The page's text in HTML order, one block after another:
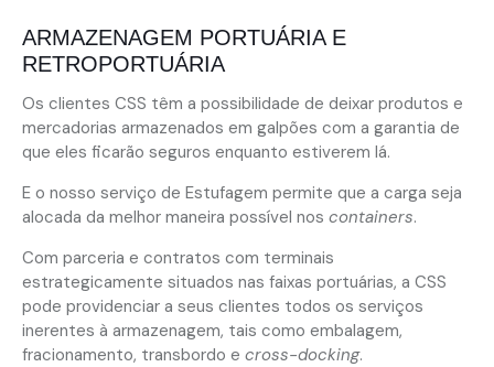
ARMAZENAGEM PORTUÁRIA E
RETROPORTUÁRIA
Os clientes CSS têm a possibilidade de deixar produtos e
mercadorias armazenados em galpões com a garantia de
que eles ficarão seguros enquanto estiverem lá.
E o nosso serviço de Estufagem permite que a carga seja
alocada da melhor maneira possível nos containers.
Com parceria e contratos com terminais
estrategicamente situados nas faixas portuárias, a CSS
pode providenciar a seus clientes todos os serviços
inerentes à armazenagem, tais como embalagem,
fracionamento, transbordo e cross-docking.